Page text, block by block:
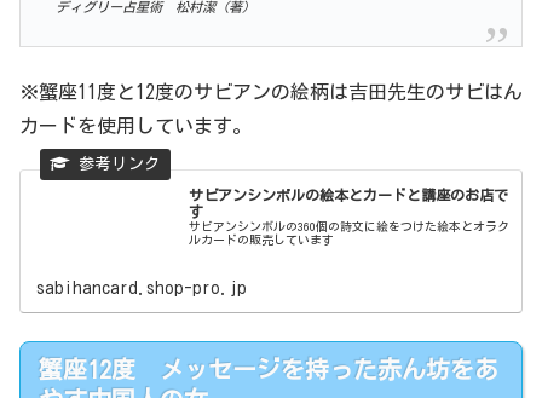
ディグリー占星術 松村潔（著）
※蟹座11度と12度のサビアンの絵柄は吉田先生のサビはん
カードを使用しています。
サビアンシンボルの絵本とカードと講座のお店で
す
サビアンシンボルの360個の詩文に絵をつけた絵本とオラク
ルカードの販売しています
sabihancard.shop-pro.jp
蟹座12度 メッセージを持った赤ん坊をあ